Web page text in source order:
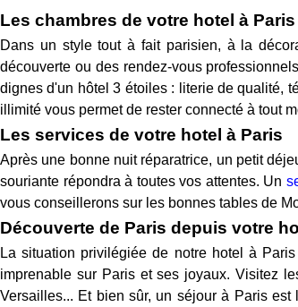
Les chambres de votre hotel à Paris
Dans un style tout à fait parisien, à la
découverte ou des rendez-vous
dignes d'un hôtel 3 étoiles : literie de qualité,
illimité vous permet de rester connecté à tout
Les services de votre hotel à Paris
Après une bonne nuit réparatrice, un petit
souriante répondra à toutes vos attentes. Un
vous conseillerons sur les bonnes tables de
Découverte de Paris depuis votre
La situation privilégiée de notre hotel à
imprenable sur Paris et ses joyaux. Visitez
Versailles... Et bien sûr, un séjour à Paris